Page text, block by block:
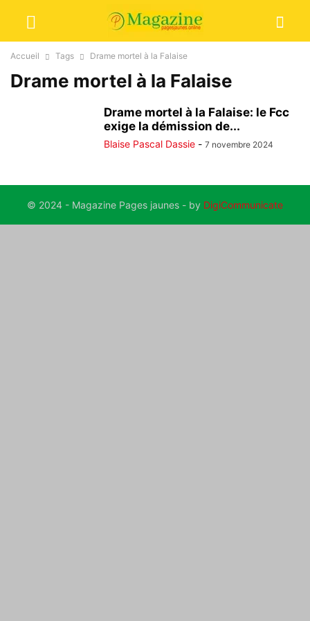
Accueil Tags Drame mortel à la Falaise
Drame mortel à la Falaise
Drame mortel à la Falaise: le Fcc
exige la démission de...
Blaise Pascal Dassie - 7 novembre 2024
© 2024 - Magazine Pages jaunes - by DigiCommunicate